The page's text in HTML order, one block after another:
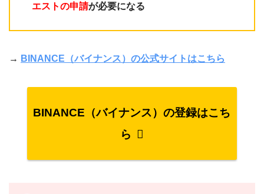
エストの申請が必要になる
→ BINANCE（バイナンス）の公式サイトはこちら
BINANCE（バイナンス）の登録はこち
ら